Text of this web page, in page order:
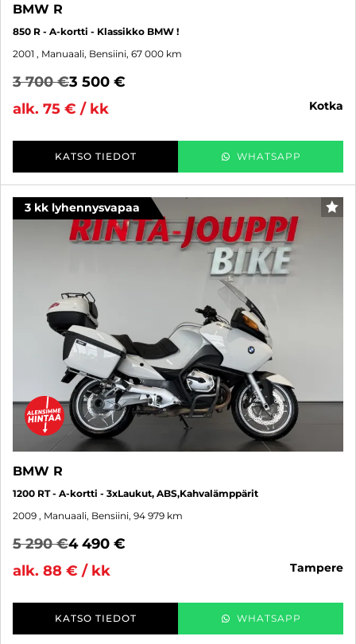
BMW R
850 R - A-kortti - Klassikko BMW !
2001 , Manuaali, Bensiini, 67 000 km
3 700 €3 500 €
alk. 75 € / kk
kotka
KATSO TIEDOT WHATSAPP
3 kk lyhennysvapaa
BMW R
1200 RT - A-kortti - 3xLaukut, ABS,Kahvalämppärit
2009 , Manuaali, Bensiini, 94 979 km
5 290 €4 490 €
alk. 88 € / kk
tampere
KATSO TIEDOT WHATSAPP